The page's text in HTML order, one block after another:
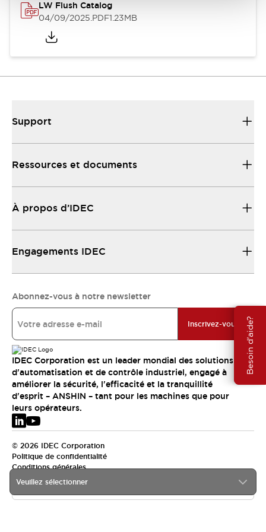
Besoin d'aide?
LW Flush Catalog
04/09/2025.PDF1.23MB
Veuillez sélectionner
Support
Ressources et documents
À propos d’IDEC
Engagements IDEC
Abonnez-vous à notre newsletter
Inscrivez-vous
IDEC Corporation est un leader mondial des solutions
d'automatisation et de contrôle industriel, engagé à
améliorer la sécurité, l'efficacité et la tranquillité
d'esprit – ANSHIN – tant pour les machines que pour
leurs opérateurs.
© 2026 IDEC Corporation
Politique de confidentialité
Conditions générales
EMEA